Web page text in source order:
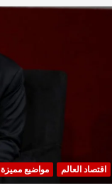
اقتصاد العالم مواضيع مميزة